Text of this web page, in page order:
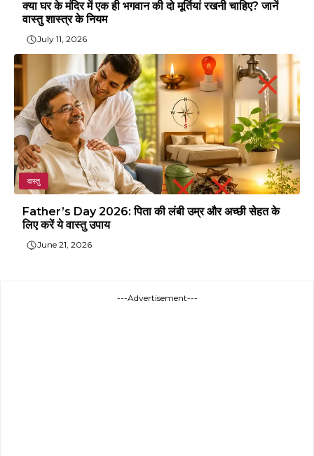
क्या घर के मंदिर में एक ही भगवान की दो मूर्तियां रखनी चाहिए? जानें
वास्तु शास्त्र के नियम
July 11, 2026
वास्तु
Father’s Day 2026: पिता की लंबी उम्र और अच्छी सेहत के
लिए करें ये वास्तु उपाय
June 21, 2026
---Advertisement---